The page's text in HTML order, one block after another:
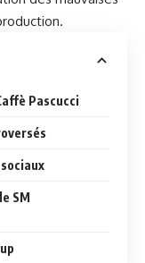
Pascucci
SM